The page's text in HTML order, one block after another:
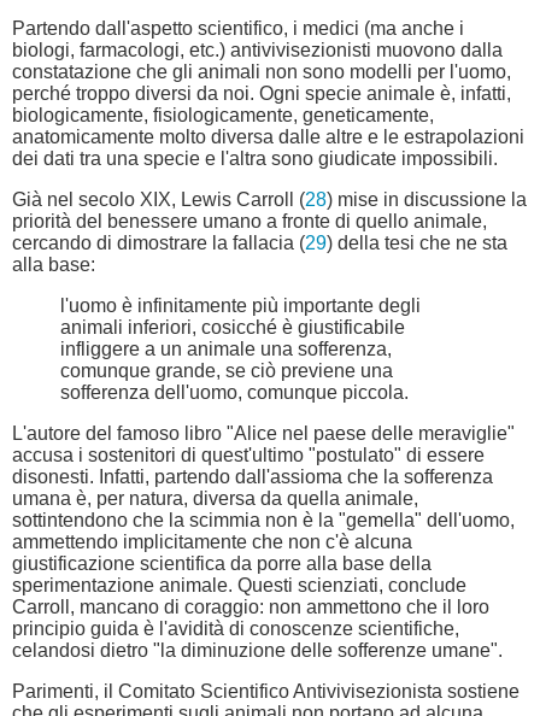
Partendo dall'aspetto scientifico, i medici (ma anche i
biologi, farmacologi, etc.) antivivisezionisti muovono dalla
constatazione che gli animali non sono modelli per l'uomo,
perché troppo diversi da noi. Ogni specie animale è, infatti,
biologicamente, fisiologicamente, geneticamente,
anatomicamente molto diversa dalle altre e le estrapolazioni
dei dati tra una specie e l'altra sono giudicate impossibili.
Già nel secolo XIX, Lewis Carroll (28) mise in discussione la
priorità del benessere umano a fronte di quello animale,
cercando di dimostrare la fallacia (29) della tesi che ne sta
alla base:
l'uomo è infinitamente più importante degli
animali inferiori, cosicché è giustificabile
infliggere a un animale una sofferenza,
comunque grande, se ciò previene una
sofferenza dell'uomo, comunque piccola.
L'autore del famoso libro "Alice nel paese delle meraviglie"
accusa i sostenitori di quest'ultimo "postulato" di essere
disonesti. Infatti, partendo dall'assioma che la sofferenza
umana è, per natura, diversa da quella animale,
sottintendono che la scimmia non è la "gemella" dell'uomo,
ammettendo implicitamente che non c'è alcuna
giustificazione scientifica da porre alla base della
sperimentazione animale. Questi scienziati, conclude
Carroll, mancano di coraggio: non ammettono che il loro
principio guida è l'avidità di conoscenze scientifiche,
celandosi dietro "la diminuzione delle sofferenze umane".
Parimenti, il Comitato Scientifico Antivivisezionista sostiene